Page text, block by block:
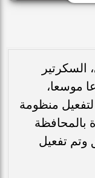
موسعا،
منظومة
بالمحافظة
وتم تفعيل